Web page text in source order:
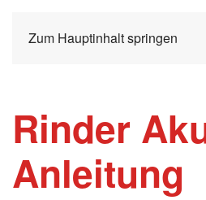
Zum Hauptinhalt springen
Rinder
Anleitung